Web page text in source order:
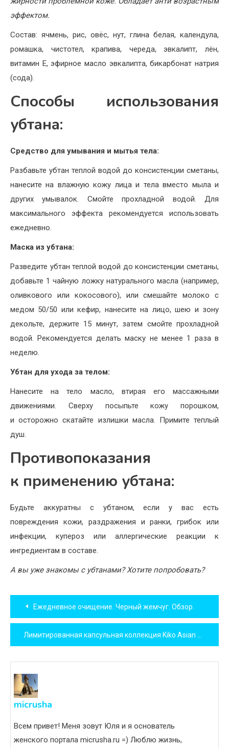
эффектом.
Состав: ячмень, рис, овёс, нут, глина белая, календула,
ромашка, чистотел, крапива, череда, эвкалипт, лён,
витамин Е, эфирное масло эвкалипта, бикарбонат натрия
(сода).
Способы использования
убтана:
Средство для умывания и мытья тела:
Разбавьте убтан теплой водой до консистенции сметаны,
нанесите на влажную кожу лица и тела вместо мыла и
других умывалок. Смойте прохладной водой. Для
максимального эффекта рекомендуется использовать
ежедневно.
Маска из убтана:
Разведите убтан теплой водой до консистенции сметаны,
добавьте 1 чайную ложку натурального масла (например,
оливкового или кокосового), или смешайте молоко с
медом 50/50 или кефир, нанесите на лицо, шею и зону
декольте, держите 15 минут, затем смойте прохладной
водой. Рекомендуется делать маску не менее 1 раза в
неделю.
Убтан для ухода за телом:
Нанесите на тело масло, втирая его массажными
движениями. Сверху посыпьте кожу порошком,
и осторожно скатайте излишки масла. Примите теплый
душ.
Противопоказания
к применению убтана:
Будьте аккуратны с убтаном, если у вас есть
повреждения кожи, раздражения и ранки, грибок или
инфекции, купероз или аллергические реакции к
ингредиентам в составе.
А вы уже знакомы с убтанами? Хотите попробовать?
Навигация
по
записям
Ежедневное очищение. Черный жемчуг. Обзор.
Лимитированная капсульная коллекция Kiko Asian Touch Capsule Collection
micrusha
Всем привет! Меня зовут Юля и я основатель
женского портала micrusha.ru =) Люблю жизнь,